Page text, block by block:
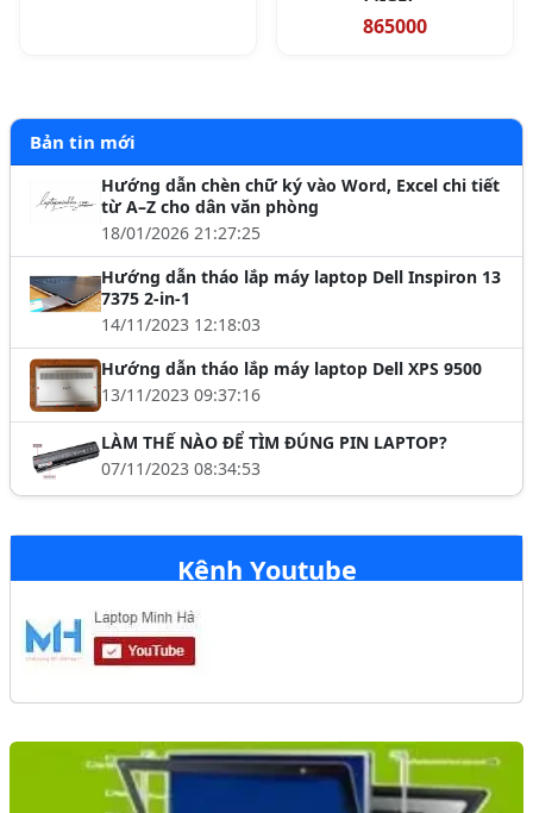
865000
Bản tin mới
Hướng dẫn chèn chữ ký vào Word, Excel chi tiết
từ A–Z cho dân văn phòng
18/01/2026 21:27:25
Hướng dẫn tháo lắp máy laptop Dell Inspiron 13
7375 2-in-1
14/11/2023 12:18:03
Hướng dẫn tháo lắp máy laptop Dell XPS 9500
13/11/2023 09:37:16
LÀM THẾ NÀO ĐỂ TÌM ĐÚNG PIN LAPTOP?
07/11/2023 08:34:53
Kênh Youtube